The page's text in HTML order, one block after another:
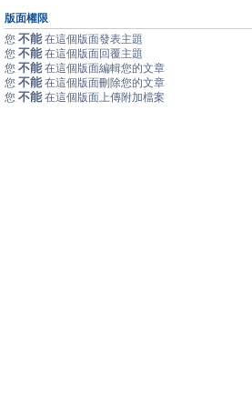
版面權限
您 不能 在這個版面發表主題
您 不能 在這個版面回覆主題
您 不能 在這個版面編輯您的文章
您 不能 在這個版面刪除您的文章
您 不能 在這個版面上傳附加檔案